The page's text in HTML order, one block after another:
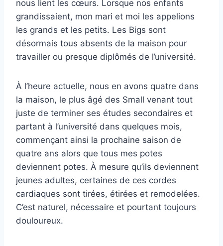
nous lient les cœurs. Lorsque nos enfants
grandissaient, mon mari et moi les appelions
les grands et les petits. Les Bigs sont
désormais tous absents de la maison pour
travailler ou presque diplômés de l’université.
À l’heure actuelle, nous en avons quatre dans
la maison, le plus âgé des Small venant tout
juste de terminer ses études secondaires et
partant à l’université dans quelques mois,
commençant ainsi la prochaine saison de
quatre ans alors que tous mes potes
deviennent potes. À mesure qu’ils deviennent
jeunes adultes, certaines de ces cordes
cardiaques sont tirées, étirées et remodelées.
C’est naturel, nécessaire et pourtant toujours
douloureux.